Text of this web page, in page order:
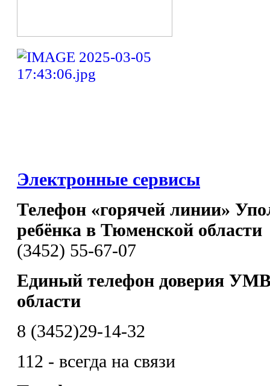
Электронные сервисы
Телефон «горячей линии»
ребёнка в Тюменской области
(3452) 55-67-07
Единый телефон доверия
области
8 (3452)29-14-32
112 - всегда на связи